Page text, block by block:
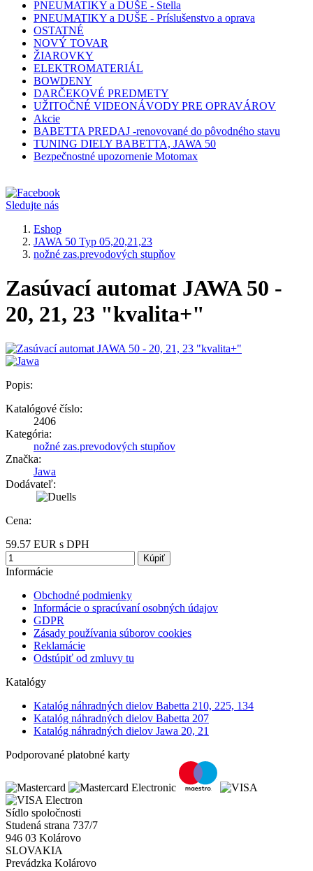
PNEUMATIKY a DUŠE - Stella
PNEUMATIKY a DUŠE - Príslušenstvo a oprava
OSTATNÉ
NOVÝ TOVAR
ŽIAROVKY
ELEKTROMATERIÁL
BOWDENY
DARČEKOVÉ PREDMETY
UŽITOČNÉ VIDEONÁVODY PRE OPRAVÁROV
Akcie
BABETTA PREDAJ -renovované do pôvodného stavu
TUNING DIELY BABETTA, JAWA 50
Bezpečnostné upozornenie Motomax
Sledujte nás
Eshop
JAWA 50 Typ 05,20,21,23
nožné zas.prevodových stupňov
Zasúvací automat JAWA 50 -
20, 21, 23 "kvalita+"
Popis:
Katalógové číslo:
2406
Kategória:
nožné zas.prevodových stupňov
Značka:
Jawa
Dodávateľ:
Cena:
59.57 EUR s DPH
Kúpiť
Informácie
Obchodné podmienky
Informácie o spracúvaní osobných údajov
GDPR
Zásady používania súborov cookies
Reklamácie
Odstúpiť od zmluvy tu
Katalógy
Katalóg náhradných dielov Babetta 210, 225, 134
Katalóg náhradných dielov Babetta 207
Katalóg náhradných dielov Jawa 20, 21
Podporované platobné karty
Sídlo spoločnosti
Studená strana 737/7
946 03 Kolárovo
SLOVAKIA
Prevádzka Kolárovo